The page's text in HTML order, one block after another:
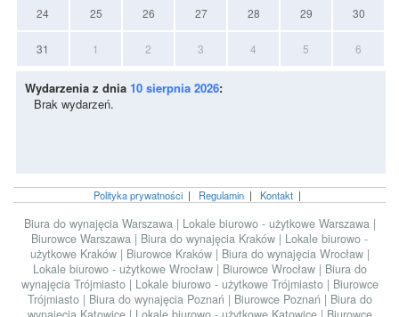
24 25 26 27 28 29 30
31 1 2 3 4 5 6
Wydarzenia z dnia 10 sierpnia 2026:
Brak wydarzeń.
Polityka prywatności| Regulamin| Kontakt|
Biura do wynajęcia Warszawa | Lokale biurowo - użytkowe Warszawa |
Biurowce Warszawa | Biura do wynajęcia Kraków | Lokale biurowo -
użytkowe Kraków | Biurowce Kraków | Biura do wynajęcia Wrocław |
Lokale biurowo - użytkowe Wrocław | Biurowce Wrocław | Biura do
wynajęcia Trójmiasto | Lokale biurowo - użytkowe Trójmiasto | Biurowce
Trójmiasto | Biura do wynajęcia Poznań | Biurowce Poznań | Biura do